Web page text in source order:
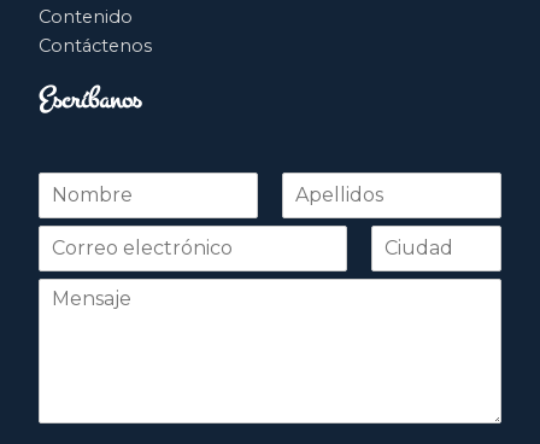
Contenido
Contáctenos
Escríbanos
N
m
r
Nombre Apellidos